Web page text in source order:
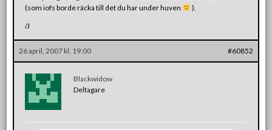
(som iofs borde räcka till det du har under huven
).
/J
26 april, 2007 kl. 19:00 #60852
Blackwidow
Deltagare